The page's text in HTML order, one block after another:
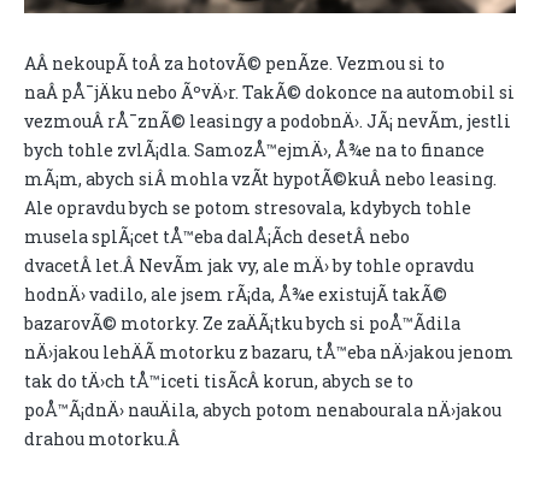
AÂ nekoupÃ­ toÂ za hotovÃ© penÃ­ze. Vezmou si to
naÂ pÅ¯jÄku nebo ÃºvÄ›r. TakÃ© dokonce na automobil si
vezmouÂ rÅ¯znÃ© leasingy a podobnÄ›. JÃ¡ nevÃ­m, jestli
bych tohle zvlÃ¡dla. SamozÅ™ejmÄ›, Å¾e na to finance
mÃ¡m, abych siÂ mohla vzÃ­t hypotÃ©kuÂ nebo leasing.
Ale opravdu bych se potom stresovala, kdybych tohle
musela splÃ¡cet tÅ™eba dalÅ¡Ã­ch desetÂ nebo
dvacetÂ let.Â NevÃ­m jak vy, ale mÄ› by tohle opravdu
hodnÄ› vadilo, ale jsem rÃ¡da, Å¾e existujÃ­ takÃ©
bazarovÃ© motorky. Ze zaÄÃ¡tku bych si poÅ™Ã­dila
nÄ›jakou lehÄÃ­ motorku z bazaru, tÅ™eba nÄ›jakou jenom
tak do tÄ›ch tÅ™iceti tisÃ­cÂ korun, abych se to
poÅ™Ã¡dnÄ› nauÄila, abych potom nenabourala nÄ›jakou
drahou motorku.Â